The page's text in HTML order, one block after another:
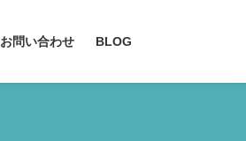
お問い合わせ BLOG